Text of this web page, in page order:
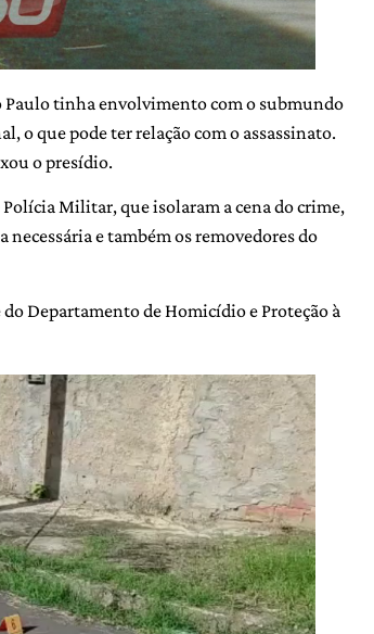
Paulo tinha envolvimento com o submundo
o que pode ter relação com o assassinato.
o presídio.
Militar, que isolaram a cena do crime,
e também os removedores do
Departamento de Homicídio e Proteção à